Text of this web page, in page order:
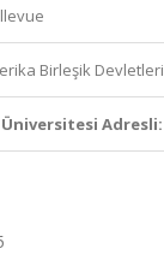
Birleşik Devletleri
Adresli: